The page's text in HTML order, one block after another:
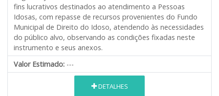
fins lucrativos destinados ao atendimento a Pessoas
Idosas, com repasse de recursos provenientes do Fundo
Municipal de Direito do Idoso, atendendo às necessidades
do público alvo, observando as condições fixadas neste
instrumento e seus anexos.
Valor Estimado: ---
DETALHES